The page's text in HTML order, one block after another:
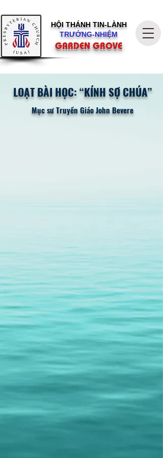
HỘI THÁNH TIN-LÀNH
TRƯỞNG-NHIỆM
GARDEN GROVE
LOẠT BÀI HỌC: “KÍNH SỢ CHÚA”
Mục sư Truyền Giáo John Bevere